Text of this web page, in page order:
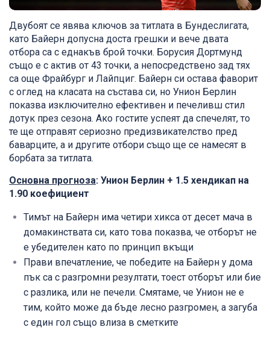
Двубоят се явява ключов за титлата в Бундеслигата,
като Байерн допусна доста грешки и вече двата
отбора са с еднакъв брой точки. Борусия Дортмунд
също е с актив от 43 точки, а непосредствено зад тях
са още Фрайбург и Лайпциг. Байерн си остава фаворит
с оглед на класата на състава си, но Унион Берлин
показва изключително ефективен и печеливш стил
дотук през сезона. Ако гостите успеят да спечелят, то
те ще отправят сериозно предизвикателство пред
баварците, а и другите отбори също ще се намесят в
борбата за титлата.
Основна прогноза: Унион Берлин + 1.5 хендикап на
1.90 коефициент
Тимът на Байерн има четири хикса от десет мача в
домакинствата си, като това показва, че отборът не
е убедителен като по принцип вкъщи
Прави впечатление, че победите на Байерн у дома
пък са с разгромни резултати, тоест отборът или бие
с разлика, или не печели. Смятаме, че Унион не е
тим, който може да бъде лесно разгромен, а загуба
с един гол също влиза в сметките